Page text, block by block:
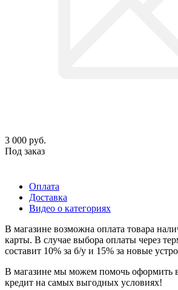
3 000 руб.
Под заказ
Оплата
Доставка
Видео о категориях
В магазине возможна оплата товара
карты. В случае выбора оплаты через
составит 10% за б/у и 15% за новые
В магазине мы можем помочь оформить
кредит на самых выгодных условиях!